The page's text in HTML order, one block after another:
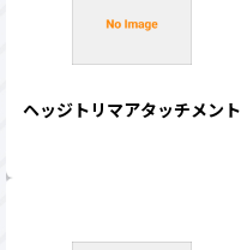
ヘッジトリマアタッチメント